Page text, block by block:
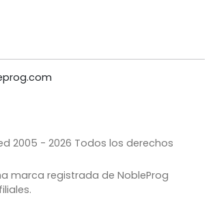
2005 - 2026 Todos los derechos
marca registrada de NobleProg